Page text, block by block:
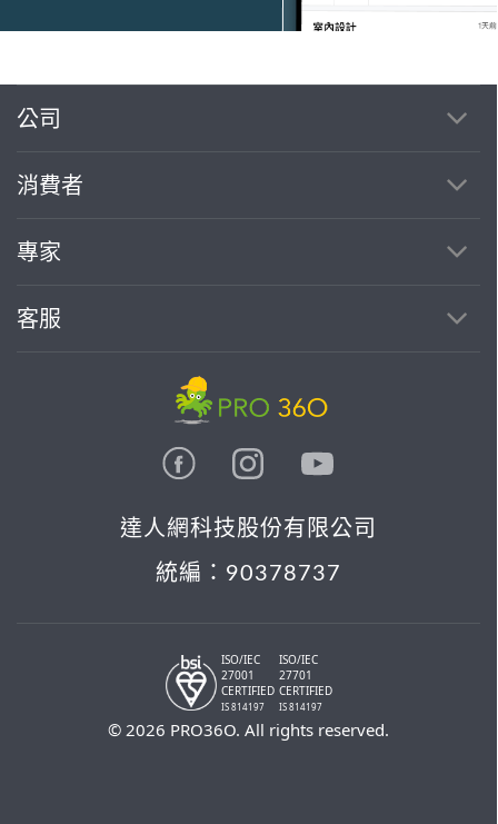
公司
消費者
專家
客服
達人網科技股份有限公司
統編：90378737
ISO/IEC
27001
CERTIFIED
IS 814197
ISO/IEC
27701
CERTIFIED
IS 814197
© 2026 PRO36O. All rights reserved.
繼續完成